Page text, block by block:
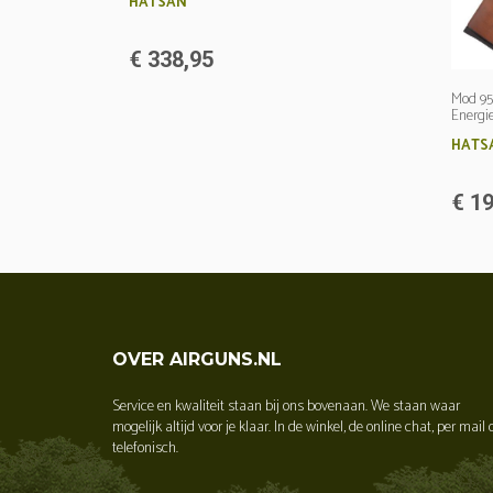
€ 338,95
Mod
€
OVER AIRGUNS.NL
Service en kwaliteit staan bij ons bovenaan. We staan waar
mogelijk altijd voor je klaar. In de winkel, de online chat, per mail
telefonisch.